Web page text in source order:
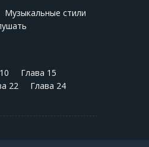
Музыкальные стили
Глава 15
22
Глава 24